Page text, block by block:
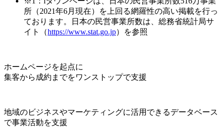
所（2021年6月現在）を上回る網羅性の高い掲載を行っ
ております。日本の民営事業所数は、総務省統計局サ
イト（https://www.stat.go.jp）を参照
ホームページを起点に
集客から成約までをワンストップで支援
地域のビジネスやマーケティングに活用できるデータベース
で事業活動を支援